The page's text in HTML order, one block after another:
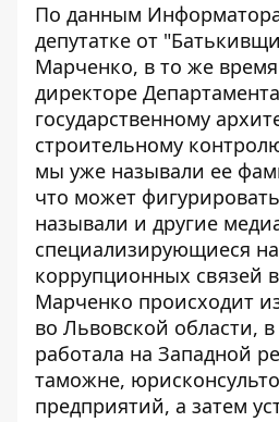
По данным
депутатке от
Марченко, в то же
директоре
государственному
строительному
мы уже называли ее
что может
называли и другие
специализирующиеся
коррупционных связей
Марченко происходит
во Львовской области,
работала на Западной
таможне,
предприятий, а затем